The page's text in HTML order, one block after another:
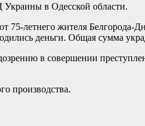
в Одесской области.
летнего жителя Белгорода-
деньги. Общая сумма
в совершении
производства.